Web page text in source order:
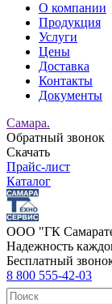
О компании
Продукция
Услуги
Цены
Доставка
Контакты
Документы
Самара.
Обратный звонок
Скачать
Прайс-лист
Каталог
ООО "ГК
Надежность
Бесплатный
8 800 555-42-03